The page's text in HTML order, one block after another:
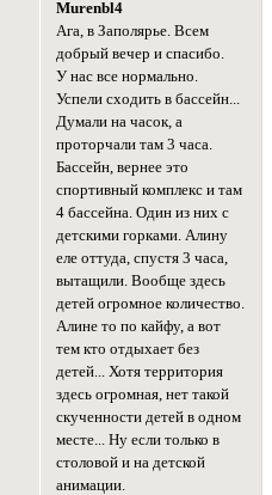
Murenbl4
Ага, в Заполярье. Всем
добрый вечер и спасибо.
У нас все нормально.
Успели сходить в бассейн...
Думали на часок, а
проторчали там 3 часа.
Бассейн, вернее это
спортивный комплекс и там
4 бассейна. Один из них с
детскими горками. Алину
еле оттуда, спустя 3 часа,
вытащили. Вообще здесь
детей огромное количество.
Алине то по кайфу, а вот
тем кто отдыхает без
детей... Хотя территория
здесь огромная, нет такой
скученности детей в одном
месте... Ну если только в
столовой и на детской
анимации.